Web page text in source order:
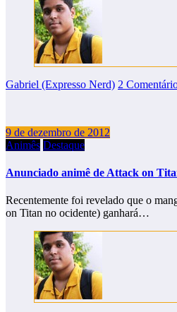
Gabriel (Expresso Nerd) 2
9 de dezembro de 2012
Animês Destaque
Anunciado animê de Attack on
Recentemente foi revelado que o
on Titan no ocidente) ganhará…